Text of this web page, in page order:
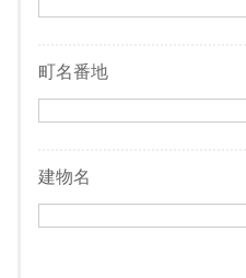
町名番地
建物名